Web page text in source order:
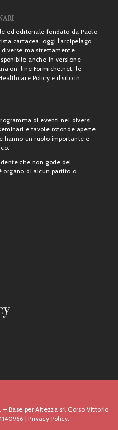
ed editoriale fondato da Paolo
cartacea, oggi l’arcipelago
ma strettamente
anche in versione
on-line Formiche.net, le
Policy e il sito in
di eventi nei diversi
e tavole rotonde aperte
hanno un ruolo importante e
che non gode del
organo di alcun partito o
Base per Altezza srl Corso Vittorio
|Privacy Policy.